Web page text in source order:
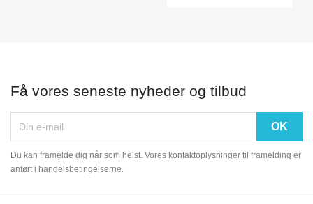
Få vores seneste nyheder og tilbud
Du kan framelde dig når som helst. Vores kontaktoplysninger til framelding er
anført i handelsbetingelserne.